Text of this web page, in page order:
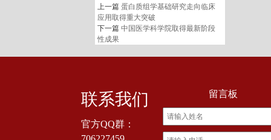
上一篇蛋白质组学基础研究走向临床
应用取得重大突破
下一篇中国医学科学院取得最新阶段
性成果
联系我们
官方QQ群：
留言板